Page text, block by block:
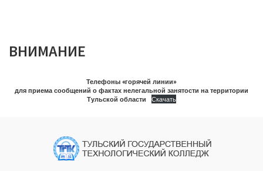
ВНИМАНИЕ
Телефоны «горячей линии»
для приема сообщений о фактах нелегальной занятости на территории
Тульской области
Скачать